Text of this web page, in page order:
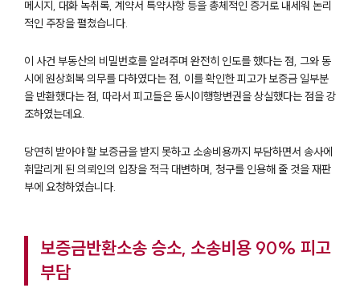
업무사례
주요 업무사례
사례분석/최신동향
법률정보
법률지식인
업무분야
메시지, 대화 녹취록, 계약서 특약사항 등을 총체적인 증거로 내세워 논리
적인 주장을 펼쳤습니다.
이 사건 부동산의 비밀번호를 알려주며 완전히 인도를 했다는 점, 그와 동
시에 원상회복 의무를 다하였다는 점, 이를 확인한 피고가 보증금 일부분
을 반환했다는 점, 따라서 피고들은 동시이행항변권을 상실했다는 점을 강
조하였는데요.
당연히 받아야 할 보증금을 받지 못하고 소송비용까지 부담하면서 송사에
휘말리게 된 의뢰인의 입장을 적극 대변하며, 청구를 인용해 줄 것을 재판
부에 요청하였습니다.
보증금반환소송 승소, 소송비용 90% 피고
부담